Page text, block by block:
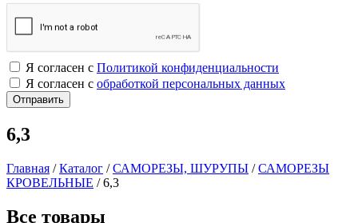
Я согласен с Политикой конфиденциальности
Я согласен с обработкой персональных данных
6,3
Главная /Каталог /САМОРЕЗЫ, ШУРУПЫ /САМОРЕЗЫ
КРОВЕЛЬНЫЕ /6,3
Все товары